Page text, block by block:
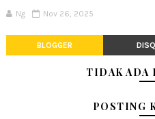
Ng Nov 26, 2025
BLOGGER
TIDAK ADA
POSTING